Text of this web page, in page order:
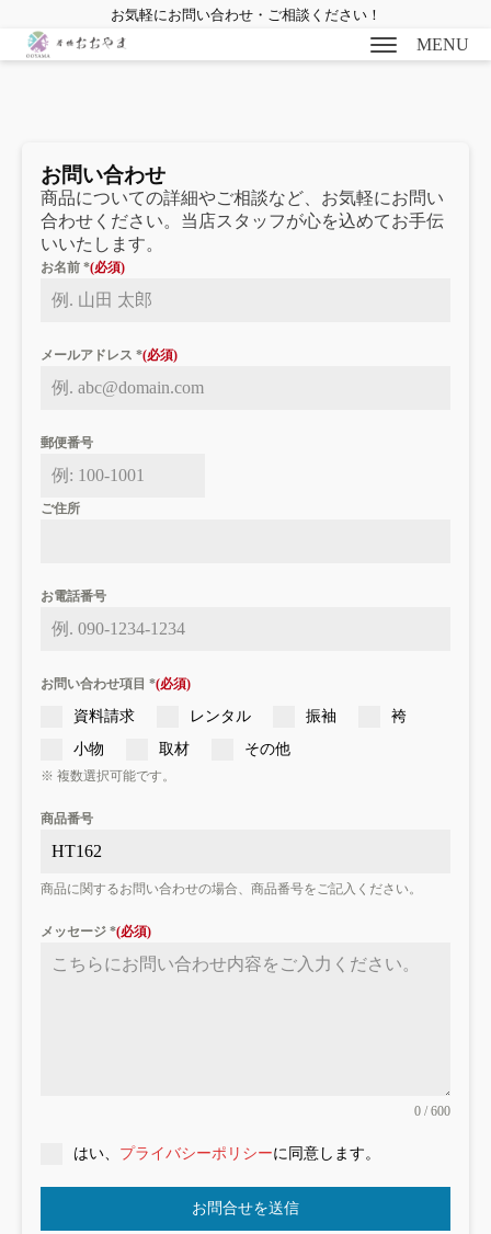
お気軽にお問い合わせ・ご相談ください！
MENU
お問い合わせ
商品についての詳細やご相談など、お気軽にお問い
合わせください。当店スタッフが心を込めてお手伝
いいたします。
お名前*
メールアドレス*
郵便番号
ご住所
お電話番号
お問い合わせ項目*
資料請求 レンタル 振袖
袴
小物
取材 その他
※ 複数選択可能です。
商品番号
商品に関するお問い合わせの場合、商品番号をご記入ください。
メッセージ*
0 / 600
はい、 プライバシーポリシーに同意します。
お問合せを送信